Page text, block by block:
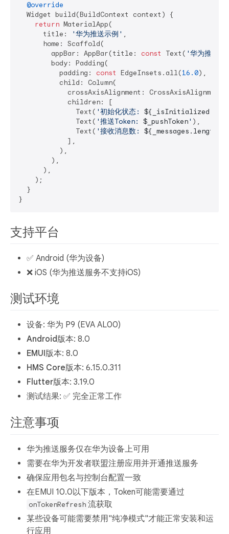
@override
  Widget build(BuildContext context) {
return MaterialApp(
      title:
'华为推送示例' ,
      home: Scaffold(
        appBar: AppBar(title:
const Text( '华为推送
        body: Padding(
          padding:
const EdgeInsets.all(16.0),
          child: Column(
crossAxisAlignment:
            children: [
              Text(
'初始化状态: ${_isInitialized ?
              Text(
'推送Token: $_pushToken' ),
              Text(
'接收消息数: ${_messages.length}
            ],
          ),
        ),
      ),
    );
  }
支持平台
✅ Android (华为设备)
❌ iOS (华为推送服务不支持iOS)
测试环境
设备: 华为 P9 (EVA AL00)
Android版本: 8.0
EMUI版本: 8.0
HMS Core版本: 6.15.0.311
Flutter版本: 3.19.0
测试结果: ✅ 完全正常工作
注意事项
华为推送服务仅在华为设备上可用
需要在华为开发者联盟注册应用并开通推送服务
确保应用包名与控制台配置一致
在EMUI 10.0以下版本，Token可能需要通过
onTokenRefresh 流获取
某些设备可能需要禁用"纯净模式"才能正常安装和运
行应用